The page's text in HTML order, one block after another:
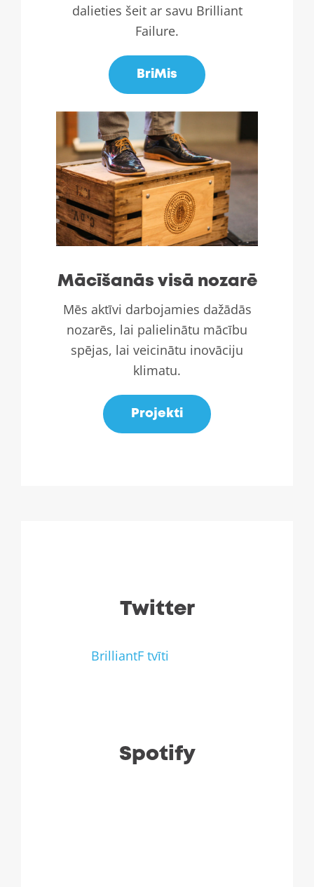
dalieties šeit ar savu Brilliant
Failure.
BriMis
Mācīšanās visā nozarē
Mēs aktīvi darbojamies dažādās
nozarēs, lai palielinātu mācību
spējas, lai veicinātu inovāciju
klimatu.
Projekti
Twitter
BrilliantF tvīti
Spotify